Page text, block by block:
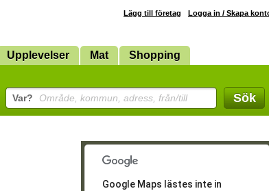
Lägg till företag Logga in / Skapa
Upplevelser Mat Shopping
Var? Område, kommun, adress, från/till Sök
Google Maps lästes inte in